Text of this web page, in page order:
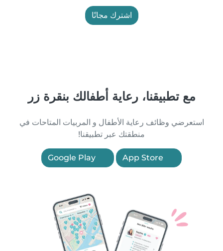
اشترك مجانًا
مع تطبيقنا، رعاية أطفالك بنقرة زر
استعرضي وظائف رعاية الأطفال و المربيات المتاحات في
منطقتك عبر تطبيقنا!